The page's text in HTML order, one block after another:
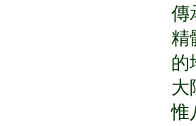
傳
精
的
大
惟